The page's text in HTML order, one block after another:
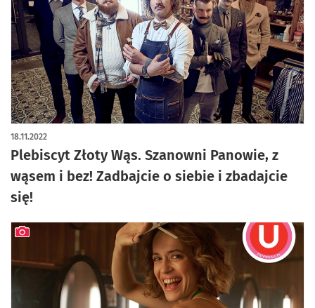
Plebiscyt Złoty Wąs. Szanowni Panowie, z
wąsem i bez! Zadbajcie o siebie i zbadajcie
się!
18.11.2022
artykuł z galerią zdjęć